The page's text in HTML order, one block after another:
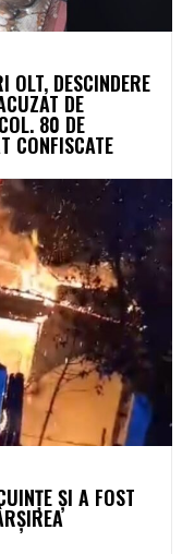
DESCINDERE
DE
80 DE
CONFISCATE
ȘI A FOST